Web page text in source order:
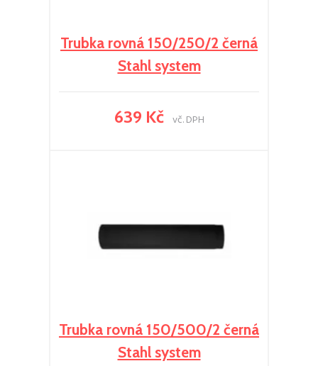
Trubka rovná 150/250/2 černá
Stahl system
639 Kč vč. DPH
Trubka rovná 150/500/2 černá
Stahl system